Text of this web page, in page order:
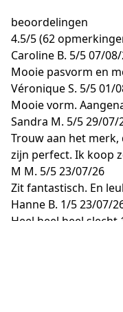
beoordelingen
4.5/5(62
Caroline B. 5/507/
Mooie pasvorm en
Véronique S. 5/501/
Mooie vorm.
Sandra M. 5/529/07/
Trouw aan het
zijn perfect. Ik koop
M M. 5/523/07/26
Zit fantastisch. En
Hanne B. 1/523/07/
Heel heel heel slecht
dat ik jullie al vele